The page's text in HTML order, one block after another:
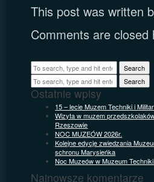
This post was written
Comments are closed
Search
Search
Ostatnie wpisy
15 – lecie Muzem Techniki i
Wizyta w muzem
Rzeszowie
NOC MUZEÓW 2026r.
Kolejne edycje zwiedzania
schronu Marysieńka
Noc Muzeów w Muzeum
Najnowsze komentarze